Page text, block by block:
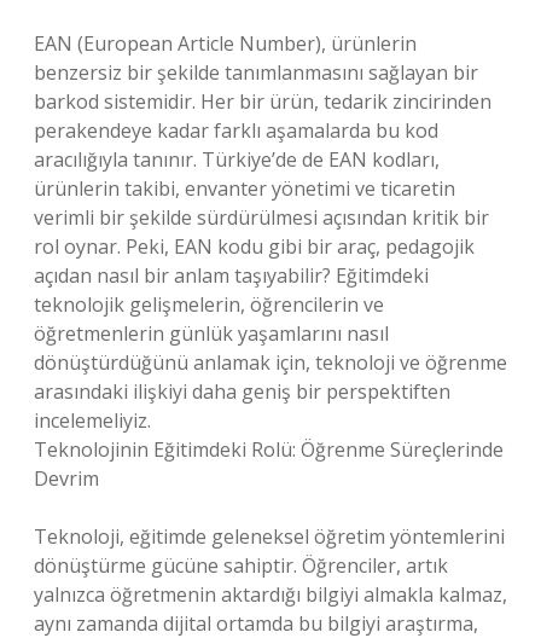
EAN (European Article Number), ürünlerin
benzersiz bir şekilde tanımlanmasını sağlayan bir
barkod sistemidir. Her bir ürün, tedarik zincirinden
perakendeye kadar farklı aşamalarda bu kod
aracılığıyla tanınır. Türkiye’de de EAN kodları,
ürünlerin takibi, envanter yönetimi ve ticaretin
verimli bir şekilde sürdürülmesi açısından kritik bir
rol oynar. Peki, EAN kodu gibi bir araç, pedagojik
açıdan nasıl bir anlam taşıyabilir? Eğitimdeki
teknolojik gelişmelerin, öğrencilerin ve
öğretmenlerin günlük yaşamlarını nasıl
dönüştürdüğünü anlamak için, teknoloji ve öğrenme
arasındaki ilişkiyi daha geniş bir perspektiften
incelemeliyiz.
Teknolojinin Eğitimdeki Rolü: Öğrenme Süreçlerinde
Devrim
Teknoloji, eğitimde geleneksel öğretim yöntemlerini
dönüştürme gücüne sahiptir. Öğrenciler, artık
yalnızca öğretmenin aktardığı bilgiyi almakla kalmaz,
aynı zamanda dijital ortamda bu bilgiyi araştırma,